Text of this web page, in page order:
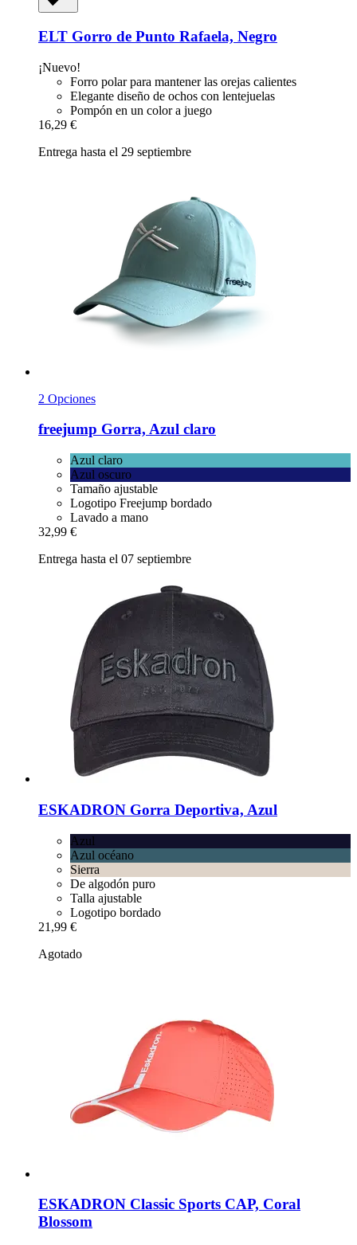
ELT Gorro de Punto Rafaela, Negro
¡Nuevo!
Forro polar para mantener las orejas calientes
Elegante diseño de ochos con lentejuelas
Pompón en un color a juego
16,29 €
Entrega hasta el 29 septiembre
2 Opciones
freejump Gorra, Azul claro
Azul claro
Azul oscuro
Tamaño ajustable
Logotipo Freejump bordado
Lavado a mano
32,99 €
Entrega hasta el 07 septiembre
ESKADRON Gorra Deportiva, Azul
Azul
Azul océano
Sierra
De algodón puro
Talla ajustable
Logotipo bordado
21,99 €
Agotado
ESKADRON Classic Sports CAP, Coral
Blossom